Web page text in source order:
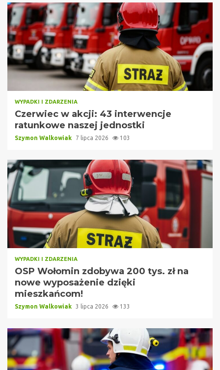
WYPADKI I ZDARZENIA
Czerwiec w akcji: 43 interwencje
ratunkowe naszej jednostki
Szymon Walkowiak 7 lipca 2026 103
WYPADKI I ZDARZENIA
OSP Wołomin zdobywa 200 tys. zł na
nowe wyposażenie dzięki
mieszkańcom!
Szymon Walkowiak 3 lipca 2026 133